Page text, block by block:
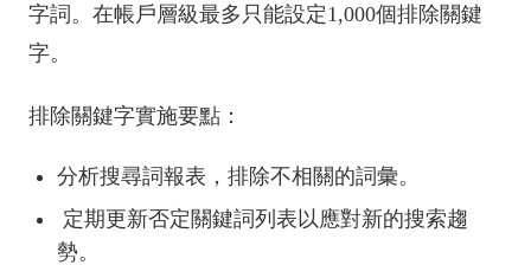
字詞。在帳戶層級最多只能設定1,000個排除關鍵
字。
排除關鍵字實施要點：
分析搜尋詞報表，排除不相關的詞彙。
定期更新否定關鍵詞列表以應對新的搜索趨
勢。